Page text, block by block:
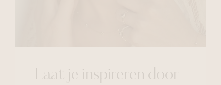
Laat je inspireren door